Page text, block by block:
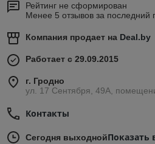
Рейтинг не сформирован
Менее 5 отзывов за последний
Компания продает на Deal.by
Работает с 29.09.2015
г. Гродно
ул. 17 Сентября, 49А,
Контакты
Сегодня выходнойПоказать